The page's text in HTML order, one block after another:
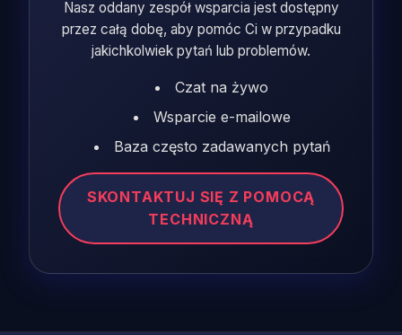
Nasz oddany zespół wsparcia jest dostępny
przez całą dobę, aby pomóc Ci w przypadku
jakichkolwiek pytań lub problemów.
Czat na żywo
Wsparcie e-mailowe
Baza często zadawanych pytań
SKONTAKTUJ SIĘ Z POMOCĄ
TECHNICZNĄ